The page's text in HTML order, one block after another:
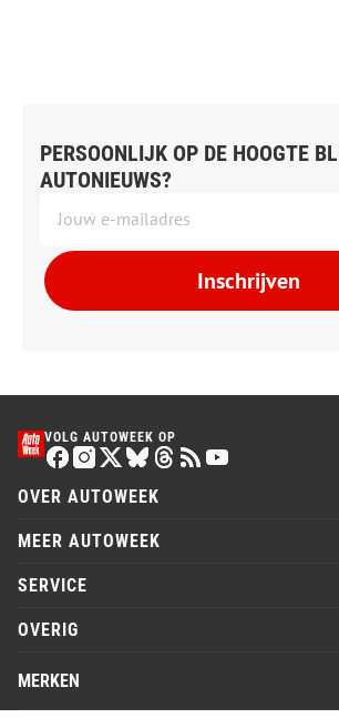
PERSOONLIJK OP DE HOOGTE
AUTONIEUWS?
Inschrijven
VOLG AUTOWEEK OP
OVER AUTOWEEK
MEER AUTOWEEK
SERVICE
OVERIG
MERKEN